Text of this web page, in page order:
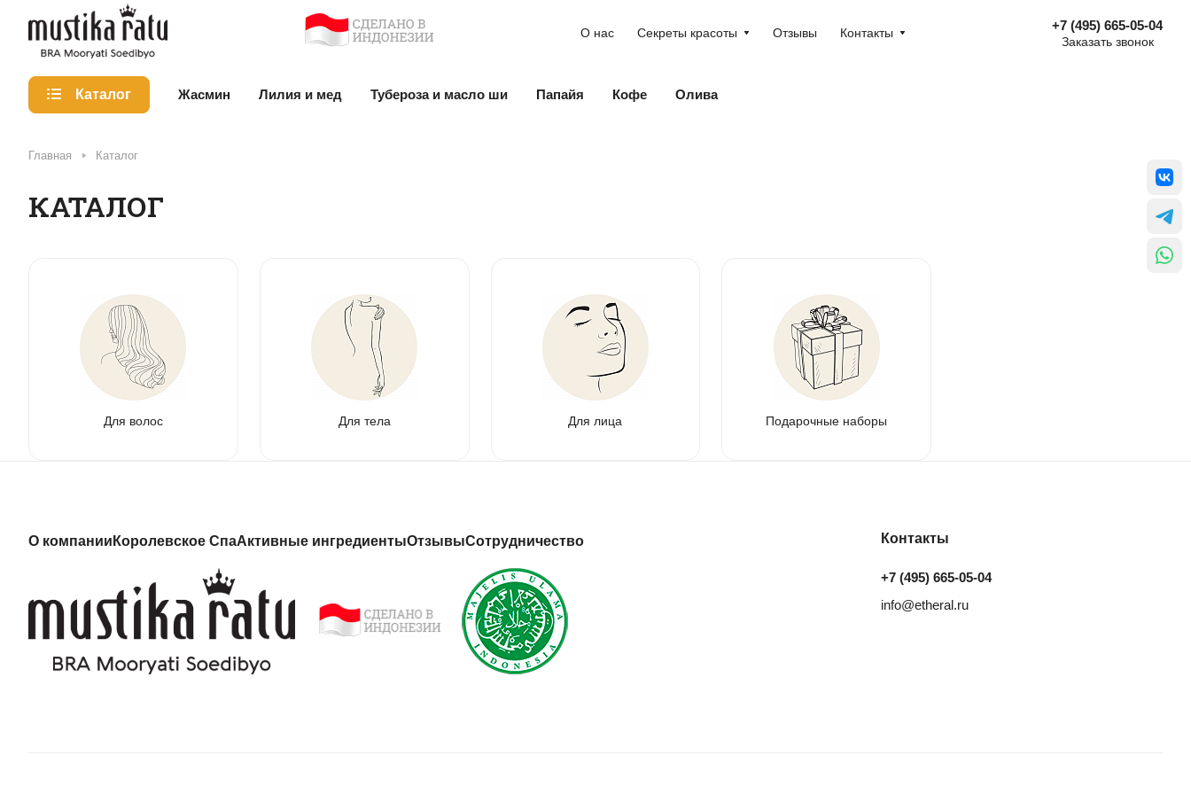
О нас Секреты красоты Отзывы Контакты
+7 (495) 665-05-04
Заказать звонок
Каталог Жасмин Лилия и мед Тубероза и масло ши Папайя Кофе Олива
Главная Каталог
КАТАЛОГ
Для волос Для тела Для лица Подарочные наборы
О компании Королевское СпаАктивные ингредиентыОтзывыСотрудничество Контакты
+7 (495) 665-05-04
info@etheral.ru